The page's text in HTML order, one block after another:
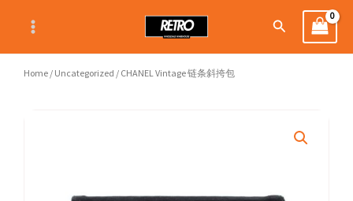
content
Search
Home / Uncategorized / CHANEL Vintage 链条斜挎包